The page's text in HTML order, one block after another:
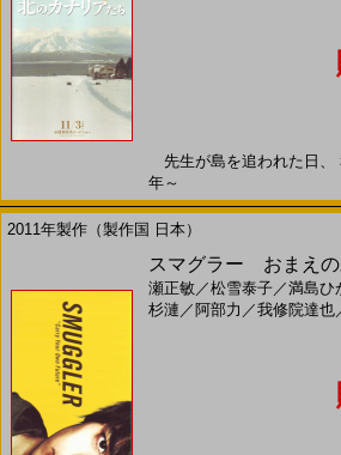
先生が島を追われた日
年～
2011年製作（製作国 日本）
スマグラー おまえの
瀬正敏／松雪泰子／満島ひ
杉漣 ／ 阿部力 ／我修院達也